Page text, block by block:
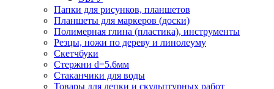
Папки для рисунков, планшетов
Планшеты для маркеров (доски)
Полимерная глина (пластика), инструменты
Резцы, ножи по дереву и линолеуму
Скетчбуки
Стержни d=5.6мм
Стаканчики для воды
Товары для лепки и скульптурных работ